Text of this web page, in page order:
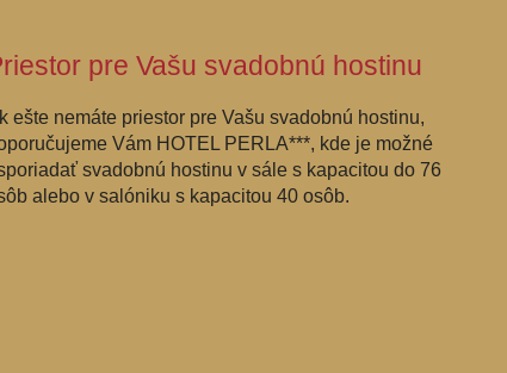
pre Vašu svadobnú hostinu
ešte nemáte priestor pre Vašu svadobnú hostinu,
Vám HOTEL PERLA***, kde je možné
svadobnú hostinu v sále s kapacitou do 76
alebo v salóniku s kapacitou 40 osôb.